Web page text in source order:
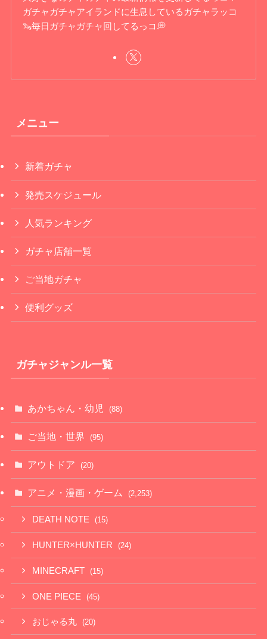
ガチャガチャアイランドに生息しているガチャラッコ
🦦毎日ガチャガチャ回してるっコ💭
メニュー
新着ガチャ
発売スケジュール
人気ランキング
ガチャ店舗一覧
ご当地ガチャ
便利グッズ
ガチャジャンル一覧
あかちゃん・幼児 (88)
ご当地・世界 (95)
アウトドア (20)
アニメ・漫画・ゲーム (2,253)
DEATH NOTE (15)
HUNTER×HUNTER (24)
MINECRAFT (15)
ONE PIECE (45)
おじゃる丸 (20)